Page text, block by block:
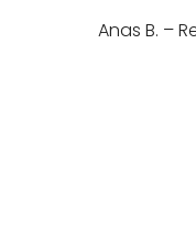
Anas B. –